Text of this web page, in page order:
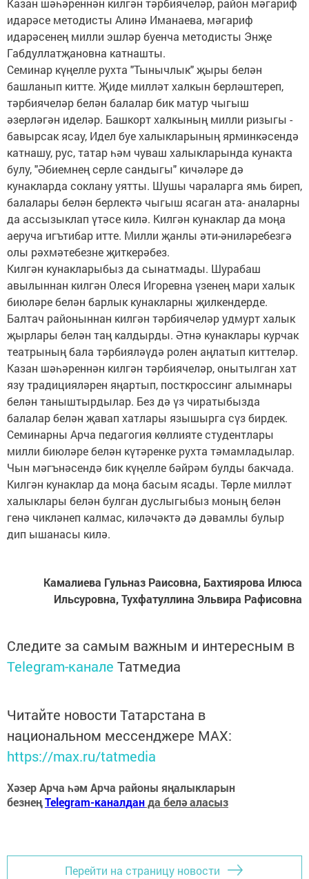
Казан шәһәреннән килгән тәрбиячеләр, район мәгариф
идарәсе методисты Алинә Иманаева, мәгариф
идарәсенең милли эшләр буенча методисты Энҗе
Габдуллатҗановна катнашты.
Семинар күңелле рухта "Тынычлык" җыры белән
башланып китте. Җиде милләт халкын берләштереп,
тәрбиячеләр белән балалар бик матур чыгыш
әзерләгән иделәр. Башкорт халкының милли ризыгы -
бавырсак ясау, Идел буе халыкларының ярминкәсендә
катнашу, рус, татар һәм чуваш халыкларында кунакта
булу, "Әбиемнең серле сандыгы" кичәләре дә
кунакларда соклану уятты. Шушы чараларга ямь биреп,
балалары белән берлектә чыгыш ясаган ата- аналарны
да ассызыклап үтәсе килә. Килгән кунаклар да моңа
аеруча игътибар итте. Милли җанлы әти-әниләребезгә
олы рәхмәтебезне җиткерәбез.
Килгән кунакларыбыз да сынатмады. Шурабаш
авылыннан килгән Олеся Игоревна үзенең мари халык
биюләре белән барлык кунакларны җилкендерде.
Балтач районыннан килгән тәрбиячеләр удмурт халык
җырлары белән таң калдырды. Әтнә кунаклары курчак
театрының бала тәрбияләүдә ролен аңлатып киттеләр.
Казан шәһәреннән килгән тәрбиячеләр, онытылган хат
язу традицияләрен яңартып, посткроссинг алымнары
белән таныштырдылар. Без дә үз чиратыбызда
балалар белән җавап хатлары язышырга сүз бирдек.
Семинарны Арча педагогия көллияте студентлары
милли биюләре белән күтәренке рухта тәмамладылар.
Чын мәгънәсендә бик күңелле бәйрәм булды бакчада.
Килгән кунаклар да моңа басым ясады. Төрле милләт
халыклары белән булган дуслыгыбыз моның белән
генә чикләнеп калмас, киләчәктә дә дәвамлы булыр
дип ышанасы килә.
Камалиева Гульназ Раисовна, Бахтиярова Илюса
Ильсуровна, Тухфатуллина Эльвира Рафисовна
Следите за самым важным и интересным в
Telegram-канале Татмедиа
Читайте новости Татарстана в
национальном мессенджере MАХ:
https://max.ru/tatmedia
Хәзер Арча һәм Арча районы яңалыкларын
безнеңTelegram-каналданда белә аласыз
Перейти на страницу новости